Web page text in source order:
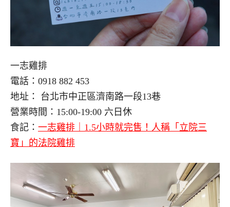
一志雞排
電話：0918 882 453
地址： 台北市中正區濟南路一段13巷
營業時間：15:00-19:00 六日休
食記： 一志雞排｜1.5小時就完售！人稱「立院三
寶」的法院雞排